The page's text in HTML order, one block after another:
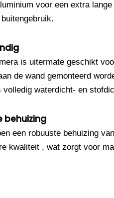
voor een extra
is uitermate geschikt
de wand gemonteerd
volledig waterdicht- en
behuizing
een robuuste behuizing
kwaliteit , wat zorgt voor